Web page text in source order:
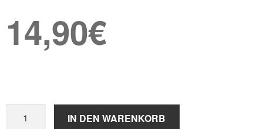
14,90€
IN DEN WARENKORB